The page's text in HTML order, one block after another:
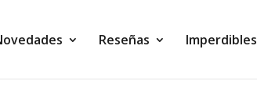
Reseñas Imperdibles